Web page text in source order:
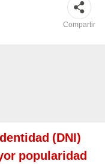
Compartir
(DNI)
popularidad